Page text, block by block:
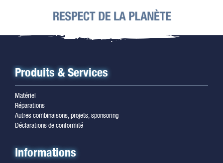
Produits & Services
Matériel
Réparations
Autres combinaisons, projets, sponsoring
Déclarations de conformité
Informations